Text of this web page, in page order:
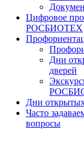
Цифровое
РОСБИОТЕХ
Дни
дверей
Дни
Часто
вопросы